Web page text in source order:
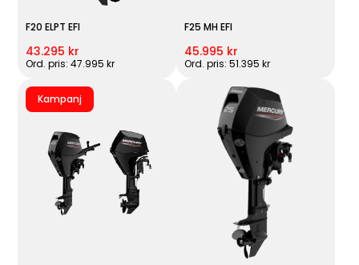
F20 ELPT EFI
43.295 kr
Ord. pris: 47.995 kr
F25 MH EFI
45.995 kr
Ord. pris: 51.395 kr
Kampanj